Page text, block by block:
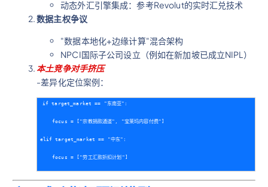
动态外汇引擎集成：参考Revolut的实时汇兑技术
数据主权争议
"数据本地化+边缘计算"混合架构
NPCI国际子公司设立（例如在新加坡已成立NIPL）
本土竞争对手挤压
-差异化定位案例：
if target_market == "东南亚":
    focus = ["宗教捐款通道", "宝莱坞内容付费"]
elif target_market == "中东":
    focus = ["劳工汇款折扣计划"]